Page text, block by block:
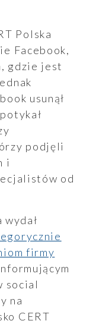
Polska
Facebook,
gdzie jest
usunął
podjęli
i
od
firmy
social
na
CERT